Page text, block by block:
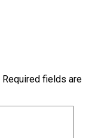
Required fields are